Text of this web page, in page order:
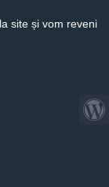
site și vom reveni